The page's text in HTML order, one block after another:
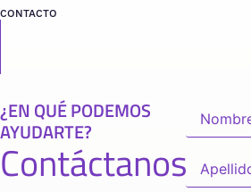
CONTACTO
¿EN QUÉ PODEMOS
AYUDARTE?
Contáctanos